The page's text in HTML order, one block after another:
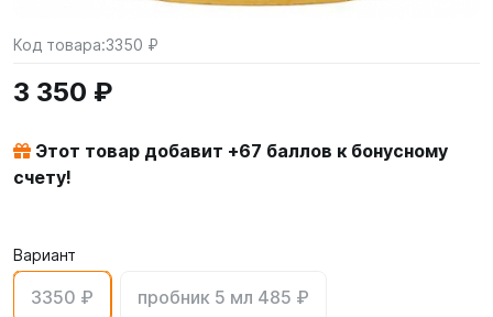
Код товара:3350 ₽
3 350 ₽
Этот товар добавит +67 баллов к бонусному
счету!
Вариант
3350 ₽ пробник 5 мл 485 ₽